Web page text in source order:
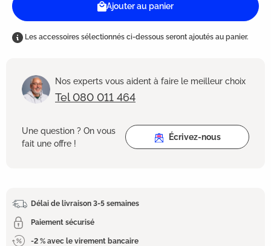
Ajouter au panier
Les accessoires sélectionnés ci-dessous seront ajoutés au panier.
Nos experts vous aident à faire le meilleur choix
Tel 080 011 464
Une question ? On vous
fait une offre !
Écrivez-nous
Délai de livraison 3-5 semaines
Paiement sécurisé
-2 % avec le virement bancaire